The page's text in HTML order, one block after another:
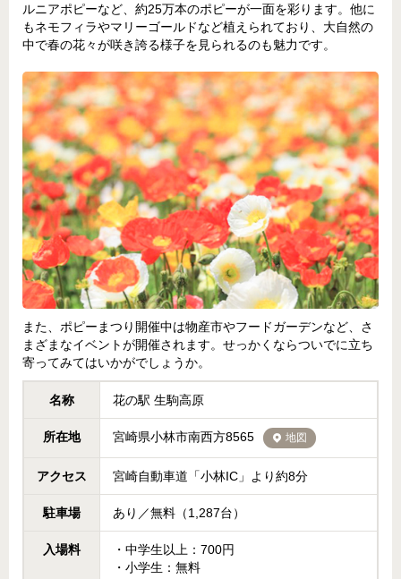
ルニアポピーなど、約25万本のポピーが一面を彩ります。他に
もネモフィラやマリーゴールドなど植えられており、大自然の
中で春の花々が咲き誇る様子を見られるのも魅力です。
また、ポピーまつり開催中は物産市やフードガーデンなど、さ
まざまなイベントが開催されます。せっかくならついでに立ち
寄ってみてはいかがでしょうか。
名称 花の駅 生駒高原
所在地 宮崎県小林市南西方8565 地図
アクセス 宮崎自動車道「小林IC」より約8分
駐車場 あり／無料（1,287台）
入場料
・中学生以上：700円
・小学生：無料